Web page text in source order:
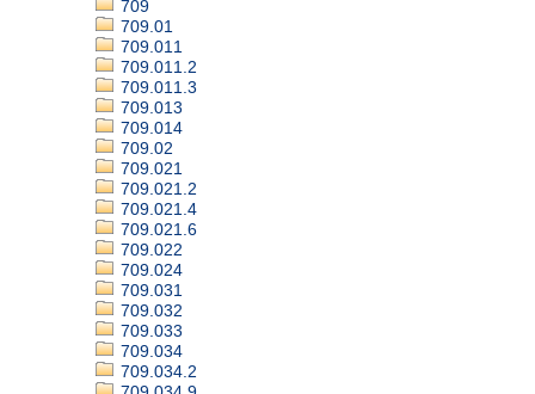
709
709.01
709.011
709.011.2
709.011.3
709.013
709.014
709.02
709.021
709.021.2
709.021.4
709.021.6
709.022
709.024
709.031
709.032
709.033
709.034
709.034.2